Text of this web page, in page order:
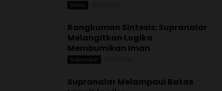
Berita
Rangkuman Sintesis: Supranalar
Melangitkan Logika
Membumikan Iman
Supranalar
Supranalar Melampaui Batas